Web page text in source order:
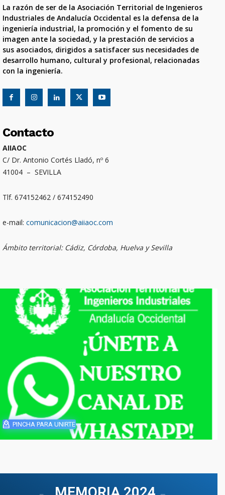
La razón de ser de la Asociación Territorial de Ingenieros
Industriales de Andalucía Occidental es la defensa de la
ingeniería industrial, la promoción y el fomento de su
imagen ante la sociedad, y la prestación de servicios a
sus asociados, dirigidos a satisfacer sus necesidades de
desarrollo humano, cultural y profesional, relacionadas
con la ingeniería.
Contacto
AIIAOC
C/ Dr. Antonio Cortés Lladó, nº 6
41004 – SEVILLA
Tlf. 674152462 / 674152490
e-mail: comunicacion@aiiaoc.com
Ámbito territorial: Cádiz, Córdoba, Huelva y Sevilla
PINCHA PARA UNIRTE